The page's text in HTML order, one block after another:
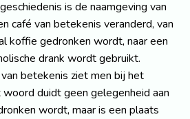
is de naamgeving van
café van betekenis veranderd, van
koffie gedronken wordt, naar een
drank wordt gebruikt.
betekenis ziet men bij het
duidt geen gelegenheid aan
wordt, maar is een plaats